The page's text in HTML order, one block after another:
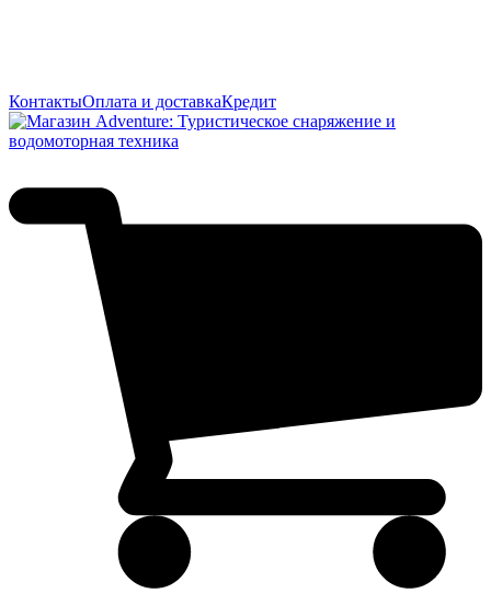
КонтактыОплата и доставкаКредит